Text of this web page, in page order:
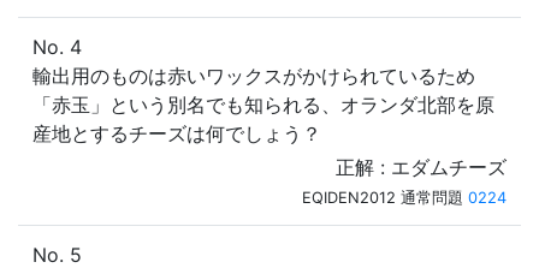
No. 4
輸出用のものは赤いワックスがかけられているため
「赤玉」という別名でも知られる、オランダ北部を原
産地とするチーズは何でしょう？
正解 : エダムチーズ
EQIDEN2012 通常問題 0224
No. 5